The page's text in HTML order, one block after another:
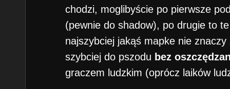
chodzi, moglibyście po pierwsze
(pewnie do shadow), po drugie to
najszybciej jakąś mapke nie
szybciej do pszodu bez
graczem ludzkim (oprócz laików